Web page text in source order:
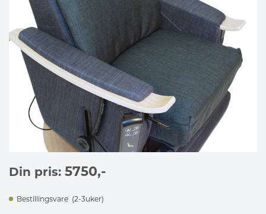
Din pris: 5750,-
Bestillingsvare (2-3uker)